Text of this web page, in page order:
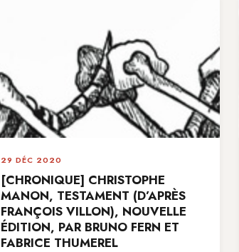
29 DÉC 2020
[CHRONIQUE] CHRISTOPHE
MANON, TESTAMENT (D’APRÈS
FRANÇOIS VILLON), NOUVELLE
ÉDITION, PAR BRUNO FERN ET
FABRICE THUMEREL